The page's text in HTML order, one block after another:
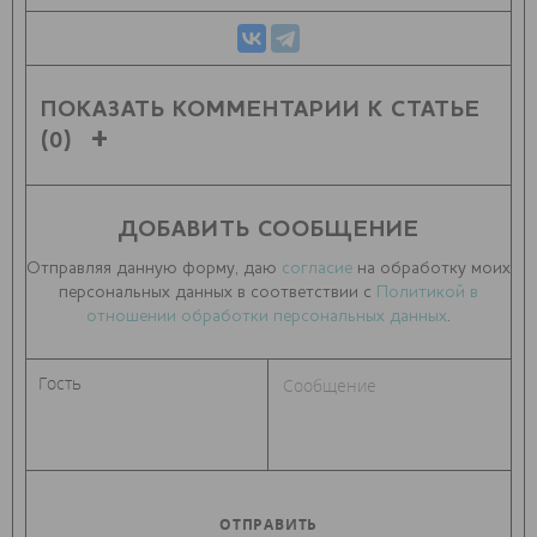
ПОКАЗАТЬ КОММЕНТАРИИ К СТАТЬЕ
(0)
ДОБАВИТЬ СООБЩЕНИЕ
Отправляя данную форму, даю согласие на обработку моих
персональных данных в соответствии с Политикой в
отношении обработки персональных данных